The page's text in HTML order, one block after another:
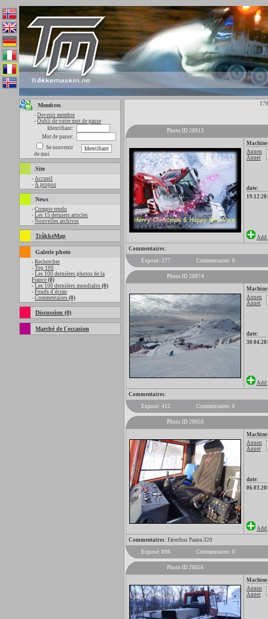
Membres
- Devenir membre
- Oubli de votre mot de passe
Identifiant:
Mot de passe:
Se souvenir
de moi
Site
- Accueil
- A propos
News
- Compte rendu
- Les 15 derniers articles
- Nouvelles archives
TråkkeMap
Galerie photo
- Rechercher
- Top 100
- Les 100 dernières photos de la
France (0)
- Les 100 dernières mondiales (0)
- Fonds d`écran
- Commentaires (0)
Discussion (0)
Marché de l`occasion
Photo ID 28913
Annen
Annet
date:
Add
Commentaires:
Exposé: 277
Commentaires: 0
Photo ID 28874
Annen
Annet
date:
Add
Commentaires:
Exposé: 412
Commentaires: 0
Photo ID 28659
Annen
Annet
date:
Add
Commentaires: Førerhus Paana 320
Exposé: 896
Commentaires: 0
Photo ID 28656
Annen
Annet